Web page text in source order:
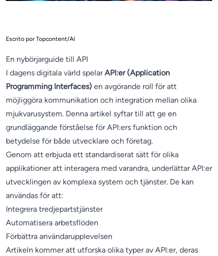
Escrito por Topcontent/AI
En nybörjarguide till API
I dagens digitala värld spelarAPI:er (Application
Programming Interfaces) en avgörande roll för att
möjliggöra kommunikation och integration mellan olika
mjukvarusystem. Denna artikel syftar till att ge en
grundläggande förståelse för API:ers funktion och
betydelse för både utvecklare och företag.
Genom att erbjuda ett standardiserat sätt för olika
applikationer att interagera med varandra, underlättar API:er
utvecklingen av komplexa system och tjänster. De kan
användas för att:
Integrera tredjepartstjänster
Automatisera arbetsflöden
Förbättra användarupplevelsen
Artikeln kommer att utforska olika typer av API:er, deras